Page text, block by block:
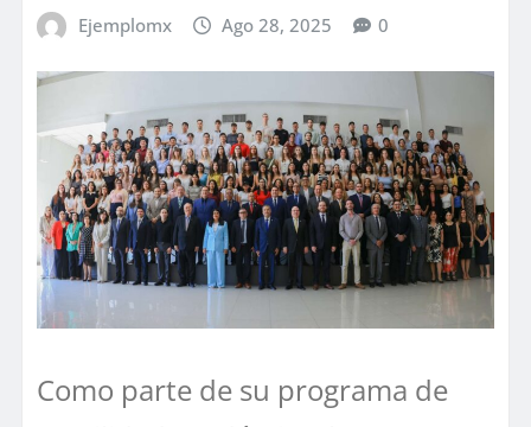
Ejemplomx Ago 28, 2025 0
Como parte de su programa de